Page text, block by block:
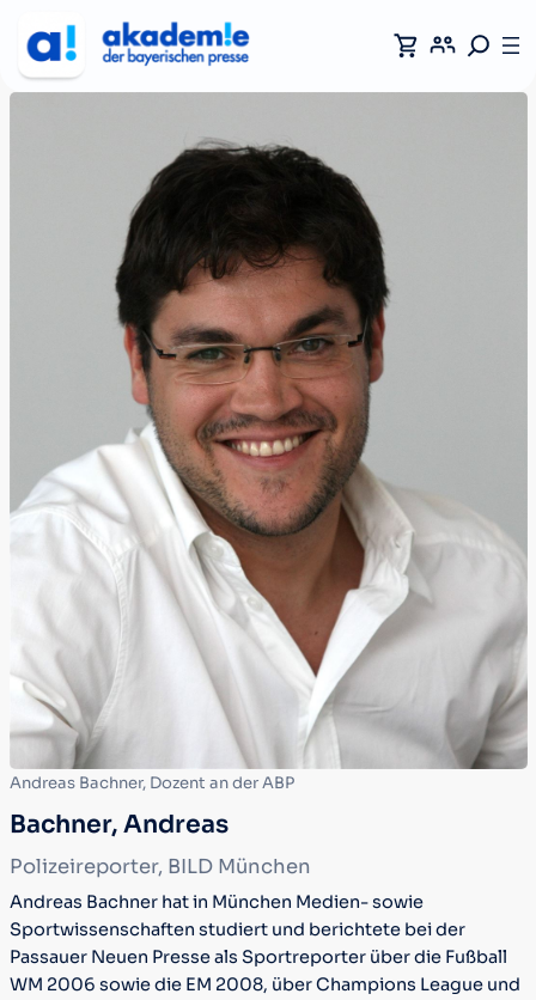
Andreas Bachner, Dozent an der ABP
Bachner, Andreas
Polizeireporter, BILD München
Andreas Bachner hat in München Medien- sowie
Sportwissenschaften studiert und berichtete bei der
Passauer Neuen Presse als Sportreporter über die Fußball
WM 2006 sowie die EM 2008, über Champions League und